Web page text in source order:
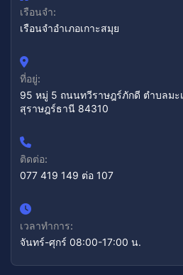
เรือนจำ:
เรือนจำอำเภอเกาะสมุย
ที่อยู่:
95 หมู่ 5 ถนนทวีราษฎร์ภักดี ตำบลมะ
สุราษฎร์ธานี 84310
ติดต่อ:
077 419 149 ต่อ 107
เวลาทำการ:
จันทร์-ศุกร์ 08:00-17:00 น.